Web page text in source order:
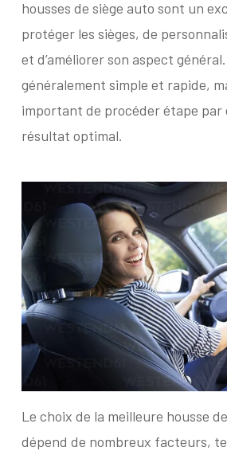
housses de siège auto sont un
protéger les sièges, de
et d’améliorer son aspect
généralement simple et rapide,
important de procéder étape par
résultat optimal.
Le choix de la meilleure housse
dépend de nombreux facteurs,